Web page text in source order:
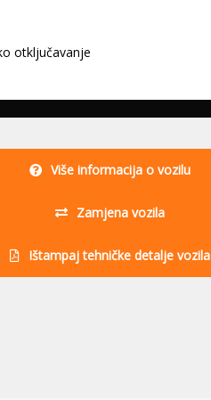
otključavanje
Više informacija o vozilu
Zamjena vozila
Ištampaj tehničke detalje vozila